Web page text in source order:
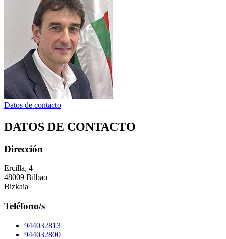
Datos de contacto
DATOS DE CONTACTO
Dirección
Ercilla, 4
48009 Bilbao
Bizkaia
Teléfono/s
944032813
944032800